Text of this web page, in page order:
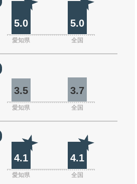
5.0 5.0
愛知県 全国
3.5 3.7
愛知県 全国
4.1 4.1
愛知県 全国